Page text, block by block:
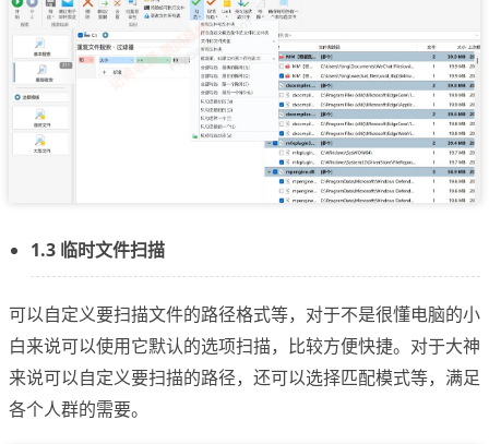
1.3 临时文件扫描
可以自定义要扫描文件的路径格式等，对于不是很懂电脑的小
白来说可以使用它默认的选项扫描，比较方便快捷。对于大神
来说可以自定义要扫描的路径，还可以选择匹配模式等，满足
各个人群的需要。